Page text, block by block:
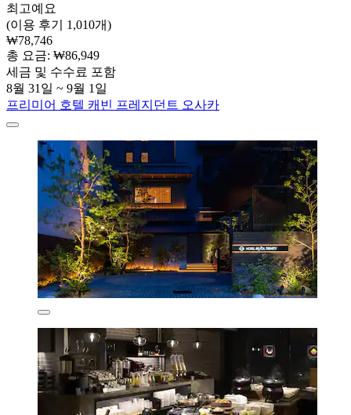
최고예요
(이용 후기 1,010개)
₩78,746
총 요금: ₩86,949
세금 및 수수료 포함
8월 31일 ~ 9월 1일
프리미어 호텔 캐빈 프레지던트 오사카